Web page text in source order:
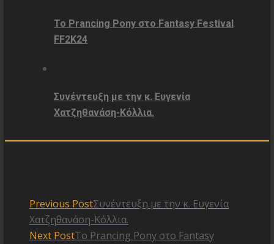
Το Prancing Pony στο Fantasy Festival
FF2K24
Συνέντευξη με την κ. Ευγενία
Χατζηθανάση-Κόλλια.
Previous PostΣυνέντευξη με την κ. Ευγενία
Χατζηθανάση-Κόλλια.
Next PostΤο Prancing Pony στο Fantasy